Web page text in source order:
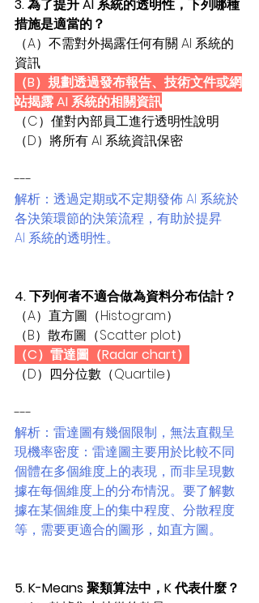
3. 為了提升 AI 系統的透明性，下列哪種
措施是適當的？
（A）不需對外揭露任何有關 AI 系統的
資訊
（B）規劃透過發布報告、技術文件或網
站揭露 AI 系統的相關資訊
（C）僅對內部員工進行透明性說明
（D）將所有 AI 系統資訊保密
---
解析：透過定期或不定期發佈 AI 系統於
各決策環節的決策流程，有助於提昇
AI 系統的透明性。
4. 下列何者不適合做為資料分布估計？
（A）直方圖（Histogram）
（B）散布圖（Scatter plot）
（C）雷達圖（Radar chart）
（D）四分位數（Quartile）
---
解析：雷達圖有幾個限制，無法直觀呈
現機率密度：雷達圖主要用於比較不同
個體在多個維度上的表現，而非呈現數
據在每個維度上的分布情況。要了解數
據在某個維度上的集中程度、分散程度
等，需要更適合的圖形，如直方圖。
5. K-Means 聚類算法中，K 代表什麼？